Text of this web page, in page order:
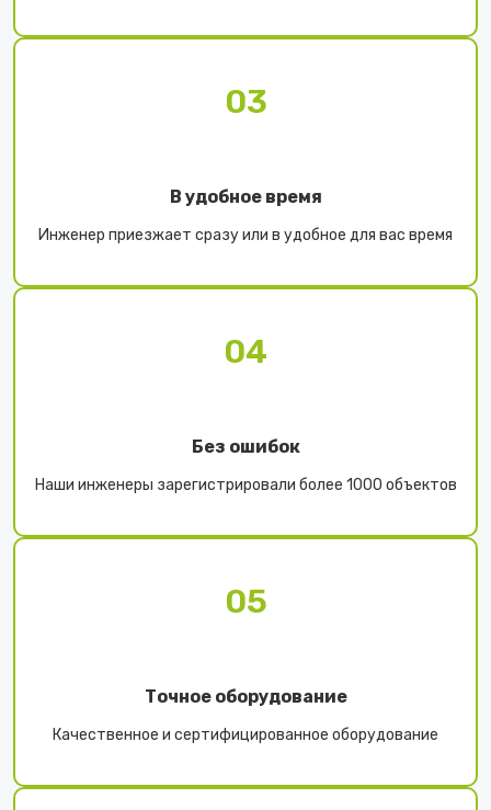
03
В удобное время
Инженер приезжает сразу или в удобное для вас время
04
Без ошибок
Наши инженеры зарегистрировали более 1000 объектов
05
Точное оборудование
Качественное и сертифицированное оборудование